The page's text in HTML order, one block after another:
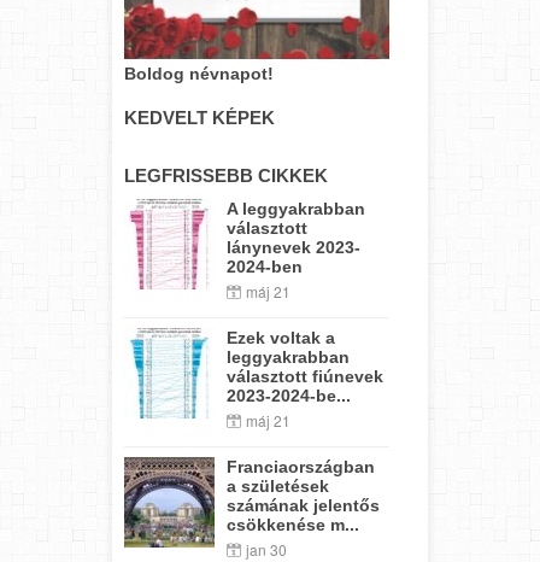
Boldog névnapot!
KEDVELT KÉPEK
LEGFRISSEBB CIKKEK
A leggyakrabban
választott
lánynevek 2023-
2024-ben
máj 21
Ezek voltak a
leggyakrabban
választott fiúnevek
2023-2024-be...
máj 21
Franciaországban
a születések
számának jelentős
csökkenése m...
jan 30